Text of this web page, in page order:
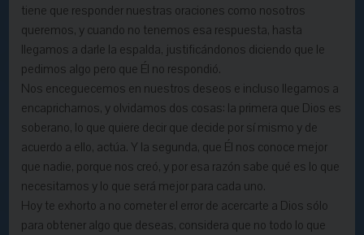
tiene que responder nuestras oraciones como nosotros
queremos, y cuando no tenemos esa respuesta, hasta
llegamos a darle la espalda, justificándonos diciendo que le
pedimos algo pero que Él no respondió.
Nos enceguecemos en nuestros deseos e incluso llegamos a
encapricharnos, y olvidamos dos cosas: la primera que Dios es
soberano, lo que quiere decir que decide por sí mismo y de
acuerdo a ello, actúa. Y la segunda, que Él nos conoce mejor
que nadie, porque nos creó, y por esa razón sabe qué es lo que
necesitamos y lo que será mejor para cada uno.
Hoy te exhorto a no cometer el error de acercarte a Dios sólo
para obtener algo que deseas, considera que no todo lo que